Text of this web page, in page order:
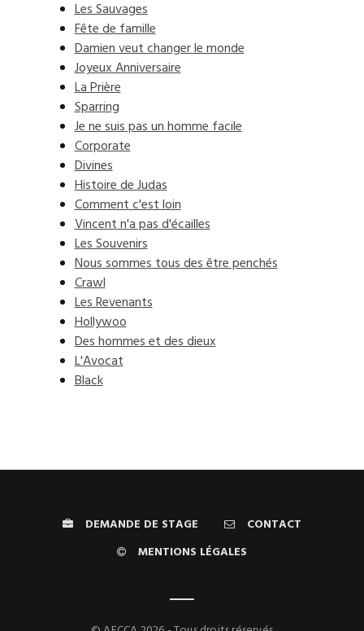
Les Sauvages
Fête de famille
Damien veut changer le monde
Joyeux Anniversaire
La Prière
Sparring
Je ne suis pas un homme facile
Corporate
Divines
Histoire de Judas
Comment c'est loin
Vincent n'a pas d'écailles
Les Souvenirs
Nous sommes tous des être penchés
Crawl
Les Revenants
Hollywoo
Des hommes et des dieux
L'Avocat
Black
DEMANDE DE STAGE
CONTACT
MENTIONS LÉGALES